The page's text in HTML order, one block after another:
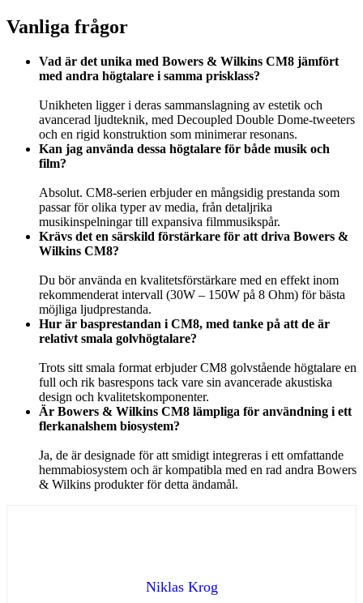
Vanliga frågor
Vad är det unika med Bowers & Wilkins CM8 jämfört
med andra högtalare i samma prisklass?
Unikheten ligger i deras sammanslagning av estetik och
avancerad ljudteknik, med Decoupled Double Dome-tweeters
och en rigid konstruktion som minimerar resonans.
Kan jag använda dessa högtalare för både musik och
film?
Absolut. CM8-serien erbjuder en mångsidig prestanda som
passar för olika typer av media, från detaljrika
musikinspelningar till expansiva filmmusikspår.
Krävs det en särskild förstärkare för att driva Bowers &
Wilkins CM8?
Du bör använda en kvalitetsförstärkare med en effekt inom
rekommenderat intervall (30W – 150W på 8 Ohm) för bästa
möjliga ljudprestanda.
Hur är basprestandan i CM8, med tanke på att de är
relativt smala golvhögtalare?
Trots sitt smala format erbjuder CM8 golvstående högtalare en
full och rik basrespons tack vare sin avancerade akustiska
design och kvalitetskomponenter.
Är Bowers & Wilkins CM8 lämpliga för användning i ett
flerkanalshem biosystem?
Ja, de är designade för att smidigt integreras i ett omfattande
hemmabiosystem och är kompatibla med en rad andra Bowers
& Wilkins produkter för detta ändamål.
Niklas Krog